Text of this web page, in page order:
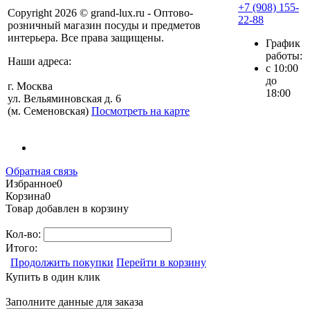
Copyright 2026 © grand-lux.ru - Оптово-
розничный магазин посуды и предметов
интерьера. Все права защищены.
Наши адреса:
г. Москва
ул. Вельяминовская д. 6
(м. Семеновская) Посмотреть на карте
+7 (908) 155-
22-88
График
работы:
с 10:00
до
18:00
Обратная связь
Избранное0
Корзина0
Товар добавлен в корзину
Кол-во:
Итого:
Продолжить покупки Перейти в корзину
Купить в один клик
Заполните данные для заказа